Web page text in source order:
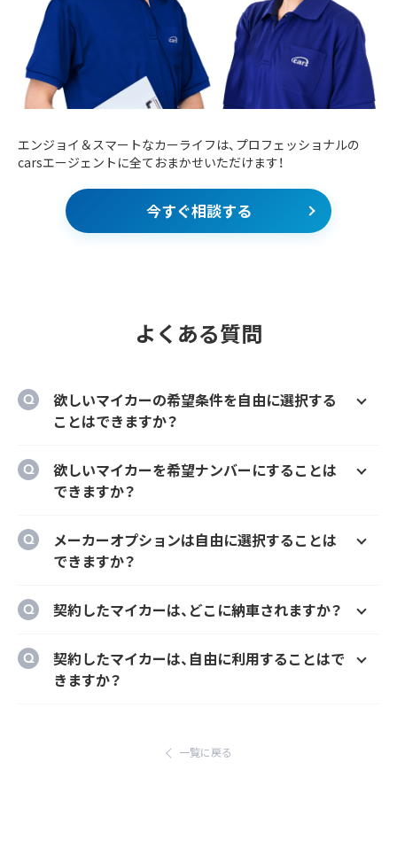
エンジョイ＆スマートなカーライフは、プロフェッショナルの
carsエージェントに全ておまかせいただけます！
今すぐ相談する
よくある質問
欲しいマイカーの希望条件を自由に選択する
ことはできますか？
ー、契約期間、ボーナス払い等を自由に選択す
ることができます。
欲しいマイカーを希望ナンバーにすることは
できますか？
とができます。
メーカーオプションは自由に選択することは
できますか？
様にカーナビ、ドラレコ、ETC、フロアマット等
ます。
契約したマイカーは、どこに納車されますか？
とができます。
ただし、輸入車リース（新車）の場合、納車場所
契約したマイカーは、自由に利用することはで
きますか？
一覧に戻る